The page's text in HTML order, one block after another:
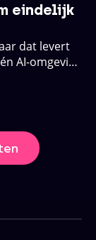
eindelijk
dat levert
AI-omgeving